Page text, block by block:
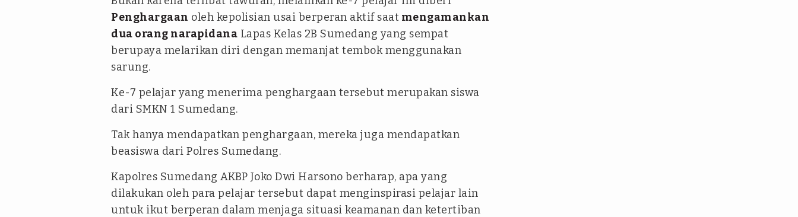
Penghargaan oleh kepolisian usai berperan aktif saat mengamankan
dua orang narapidana Lapas Kelas 2B Sumedang yang sempat
berupaya melarikan diri dengan memanjat tembok menggunakan
sarung.
Ke-7 pelajar yang menerima penghargaan tersebut merupakan siswa
dari SMKN 1 Sumedang.
Tak hanya mendapatkan penghargaan, mereka juga mendapatkan
beasiswa dari Polres Sumedang.
Kapolres Sumedang AKBP Joko Dwi Harsono berharap, apa yang
dilakukan oleh para pelajar tersebut dapat menginspirasi pelajar lain
untuk ikut berperan dalam menjaga situasi keamanan dan ketertiban